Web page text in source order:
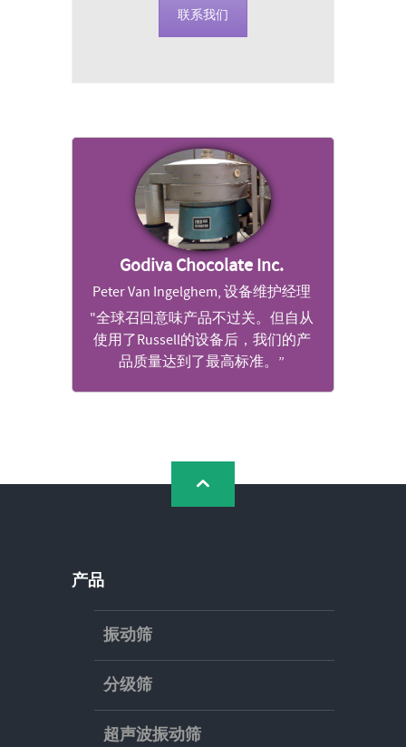
联系我们
Godiva Chocolate Inc.
Peter Van Ingelghem, 设备维护经理
"全球召回意味产品不过关。但自从
使用了Russell的设备后，我们的产
品质量达到了最高标准。”
产品
振动筛
分级筛
超声波振动筛